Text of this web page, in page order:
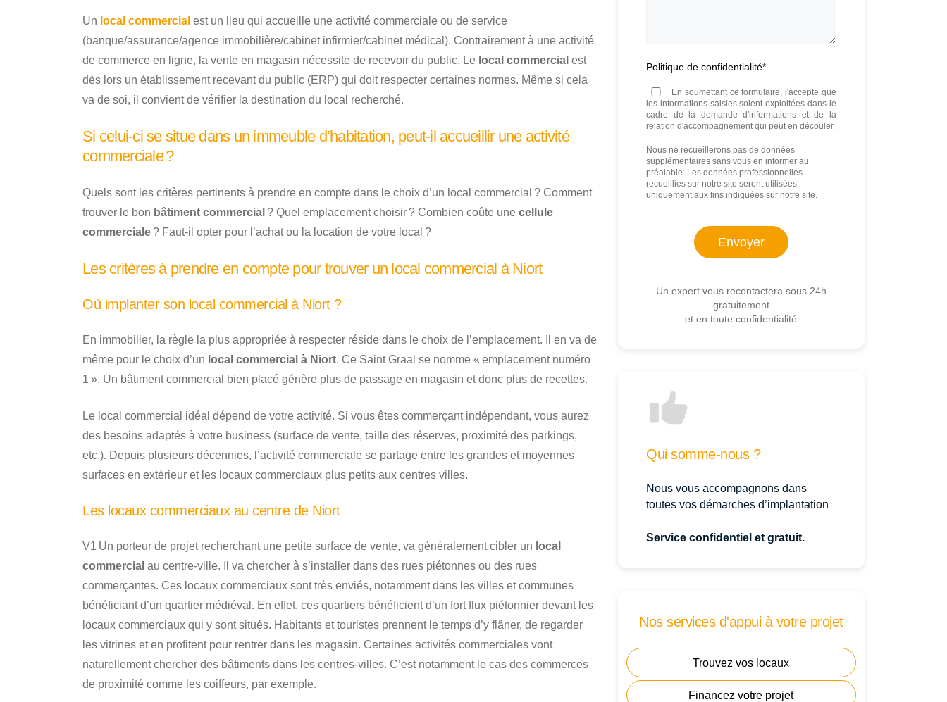
Un local commercial est un lieu qui accueille une activité commerciale ou de service
(banque/assurance/agence immobilière/cabinet infirmier/cabinet médical). Contrairement à une activité
de commerce en ligne, la vente en magasin nécessite de recevoir du public. Le local commercial est
dès lors un établissement recevant du public (ERP) qui doit respecter certaines normes. Même si cela
va de soi, il convient de vérifier la destination du local recherché.
Si celui-ci se situe dans un immeuble d’habitation, peut-il accueillir une activité
commerciale ?
Quels sont les critères pertinents à prendre en compte dans le choix d’un local commercial ? Comment
trouver le bon bâtiment commercial ? Quel emplacement choisir ? Combien coûte une cellule
commerciale ? Faut-il opter pour l’achat ou la location de votre local ?
Les critères à prendre en compte pour trouver un local commercial à Niort
Où implanter son local commercial à Niort ?
En immobilier, la règle la plus appropriée à respecter réside dans le choix de l’emplacement. Il en va de
même pour le choix d’un local commercial à Niort. Ce Saint Graal se nomme « emplacement numéro
1 ». Un bâtiment commercial bien placé génère plus de passage en magasin et donc plus de recettes.
Le local commercial idéal dépend de votre activité. Si vous êtes commerçant indépendant, vous aurez
des besoins adaptés à votre business (surface de vente, taille des réserves, proximité des parkings,
etc.). Depuis plusieurs décennies, l’activité commerciale se partage entre les grandes et moyennes
surfaces en extérieur et les locaux commerciaux plus petits aux centres villes.
Les locaux commerciaux au centre de Niort
V1 Un porteur de projet recherchant une petite surface de vente, va généralement cibler un local
commercial au centre-ville. Il va chercher à s’installer dans des rues piétonnes ou des rues
commerçantes. Ces locaux commerciaux sont très enviés, notamment dans les villes et communes
bénéficiant d’un quartier médiéval. En effet, ces quartiers bénéficient d’un fort flux piétonnier devant les
locaux commerciaux qui y sont situés. Habitants et touristes prennent le temps d’y flâner, de regarder
les vitrines et en profitent pour rentrer dans les magasin. Certaines activités commerciales vont
naturellement chercher des bâtiments dans les centres-villes. C’est notamment le cas des commerces
de proximité comme les coiffeurs, par exemple.
Politique de confidentialité*
En soumettant ce formulaire, j'accepte que
les informations saisies soient exploitées dans le
cadre de la demande d'informations et de la
relation d'accompagnement qui peut en découler.
Nous ne recueillerons pas de données
supplémentaires sans vous en informer au
préalable. Les données professionnelles
recueillies sur notre site seront utilisées
uniquement aux fins indiquées sur notre site.
Un expert vous recontactera sous 24h
gratuitement
et en toute confidentialité
Qui somme-nous ?
Nous vous accompagnons dans
toutes vos démarches d’implantation
Service confidentiel et gratuit.
Nos services d'appui à votre projet
Trouvez vos locaux
Financez votre projet